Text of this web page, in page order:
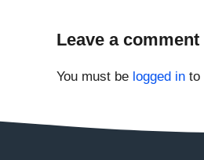
Leave a comment
You must be logged in to